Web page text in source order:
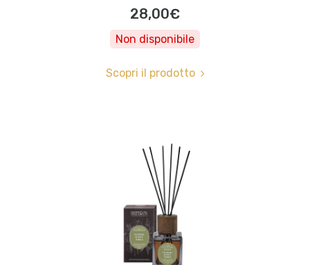
28,00€
Non disponibile
Scopri il prodotto